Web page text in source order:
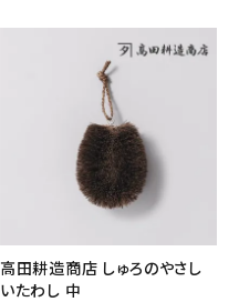
高田耕造商店 しゅろのやさし
いたわし 中